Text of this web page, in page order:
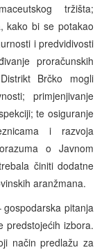
tržišta;
kako bi se potakao
i predvidivosti
proračunskih
Brčko mogli
primjenjivanje
te osiguranje
i razvoja
o Javnom
činiti dodatne
aranžmana.
pitanja
predstojećih izbora.
način predlažu za